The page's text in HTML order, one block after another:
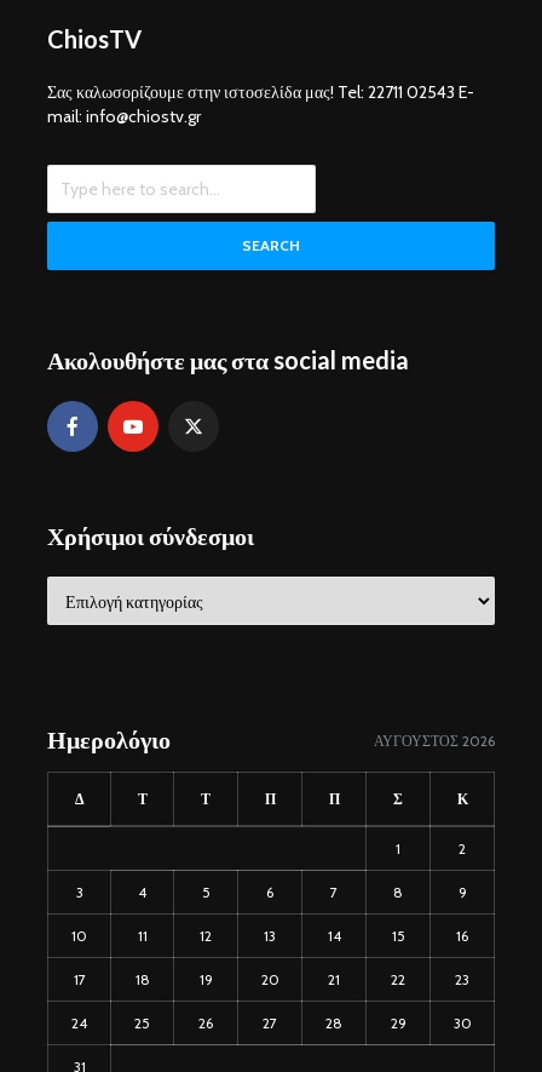
ChiosTV
Σας καλωσορίζουμε στην ιστοσελίδα μας! Tel: 22711 02543 E-
mail: info@chiostv.gr
SEARCH
Ακολουθήστε μας στα social media
Χρήσιμοι σύνδεσμοι
σύνδεσμοι
Ημερολόγιο ΑΎΓΟΥΣΤΟΣ 2026
Δ Τ Τ Π Π Σ Κ
1 2
3 4 5 6 7 8 9
10 11 12 13 14 15 16
17 18 19 20 21 22 23
24 25 26 27 28 29 30
31